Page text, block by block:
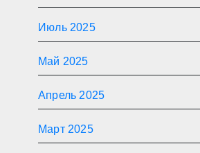
Июль 2025
Май 2025
Апрель 2025
Март 2025